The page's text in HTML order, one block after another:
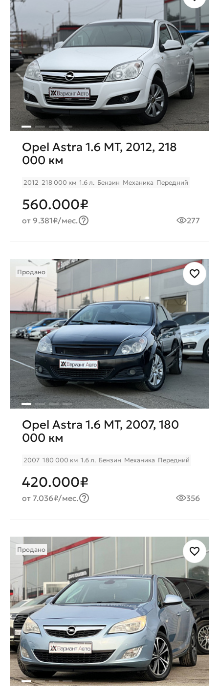
комфортного ежемесячного
платежа.
Opel Astra 1.6 MT, 2012, 218
000 км
2012 218 000 км 1.6 л. Бензин Механика Передний
560.000₽
от 9.381₽/мес. 277
Продано
Opel Astra 1.6 MT, 2007, 180
000 км
2007 180 000 км 1.6 л. Бензин Механика Передний
420.000₽
от 7.036₽/мес. 356
Продано